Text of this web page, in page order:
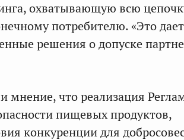
охватывающую всю
потребителю. «Это дает
решения о допуске
мнение, что реализация
пищевых продуктов,
конкуренции для